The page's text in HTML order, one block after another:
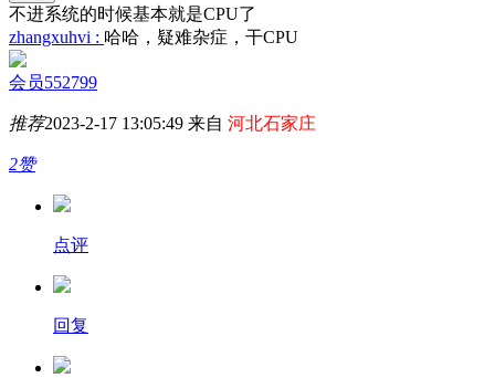
不进系统的时候基本就是CPU了
zhangxuhvi : 哈哈，疑难杂症，干CPU
会员552799
推荐2023-2-17 13:05:49 来自 河北石家庄
2赞
点评
回复